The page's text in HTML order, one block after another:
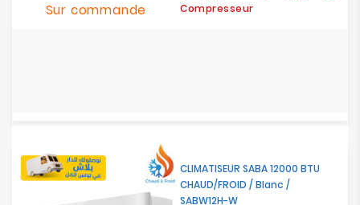
Compresseur
Sur commande
CLIMATISEUR SABA 12000 BTU
CHAUD/FROID / Blanc /
SABW12H-W